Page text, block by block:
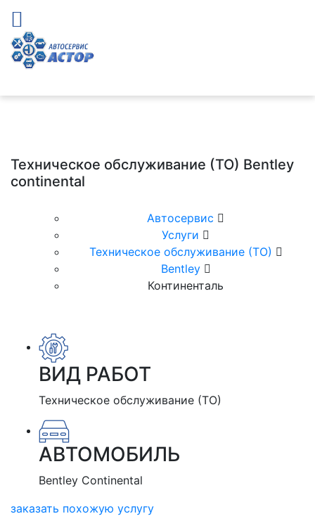
Техническое обслуживание (ТО) Bentley
continental
Автосервис
Услуги
Техническое обслуживание (ТО)
Bentley
Континенталь
ВИД РАБОТ
Техническое обслуживание (ТО)
АВТОМОБИЛЬ
Bentley Continental
заказать похожую услугу